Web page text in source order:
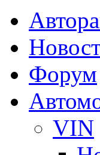
Форум
VIN